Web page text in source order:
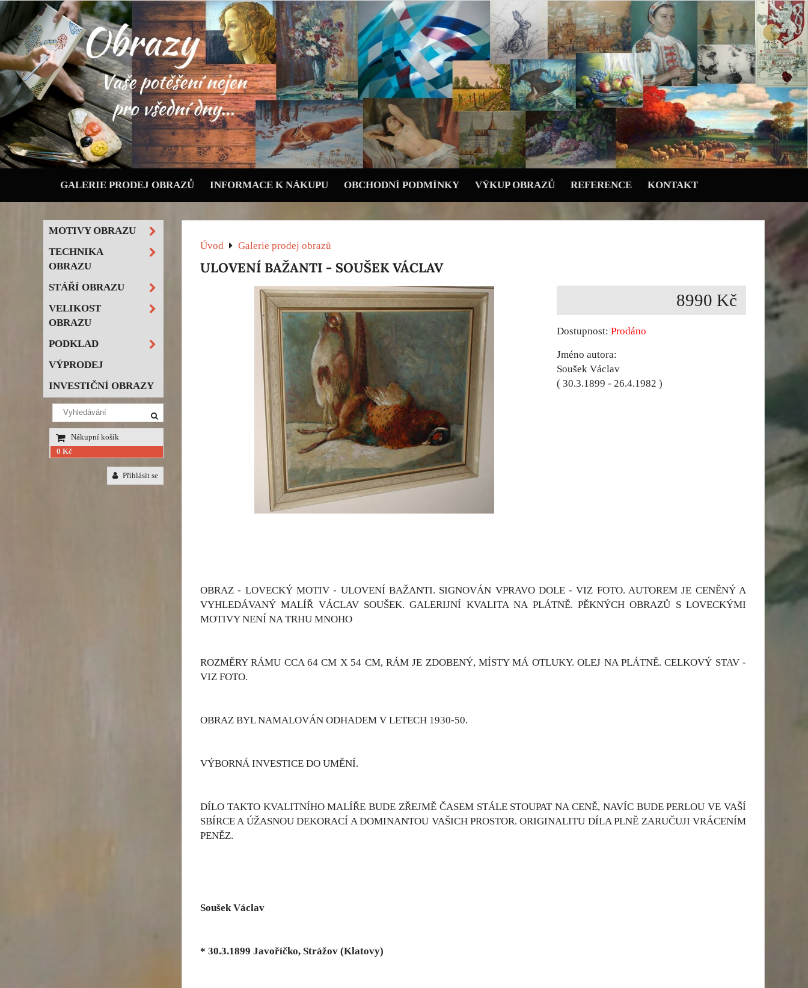
GALERIE PRODEJ OBRAZŮ INFORMACE K NÁKUPU OBCHODNÍ PODMÍNKY VÝKUP OBRAZŮ REFERENCE KONTAKT
Úvod Galerie prodej obrazů
ULOVENÍ BAŽANTI - SOUŠEK VÁCLAV
8990 Kč
Dostupnost: Prodáno
Jméno autora:
Soušek Václav
( 30.3.1899 - 26.4.1982 )
OBRAZ - LOVECKÝ MOTIV - ULOVENÍ BAŽANTI. SIGNOVÁN VPRAVO DOLE - VIZ FOTO. AUTOREM JE CENĚNÝ A
VYHLEDÁVANÝ MALÍŘ VÁCLAV SOUŠEK. GALERIJNÍ KVALITA NA PLÁTNĚ. PĚKNÝCH OBRAZŮ S LOVECKÝMI
MOTIVY NENÍ NA TRHU MNOHO
ROZMĚRY RÁMU CCA 64 CM X 54 CM, RÁM JE ZDOBENÝ, MÍSTY MÁ OTLUKY. OLEJ NA PLÁTNĚ. CELKOVÝ STAV -
VIZ FOTO.
OBRAZ BYL NAMALOVÁN ODHADEM V LETECH 1930-50.
VÝBORNÁ INVESTICE DO UMĚNÍ.
DÍLO TAKTO KVALITNÍHO MALÍŘE BUDE ZŘEJMĚ ČASEM STÁLE STOUPAT NA CENĚ, NAVÍC BUDE PERLOU VE VAŠÍ
SBÍRCE A ÚŽASNOU DEKORACÍ A DOMINANTOU VAŠICH PROSTOR. ORIGINALITU DÍLA PLNĚ ZARUČUJI VRÁCENÍM
PENĚZ.
Soušek Václav
* 30.3.1899 Javoříčko, Strážov (Klatovy)
MOTIVY OBRAZU
TECHNIKA
OBRAZU
STÁŘÍ OBRAZU
VELIKOST
OBRAZU
PODKLAD
VÝPRODEJ
INVESTIČNÍ OBRAZY
Nákupní košík
0 Kč
Přihlásit se